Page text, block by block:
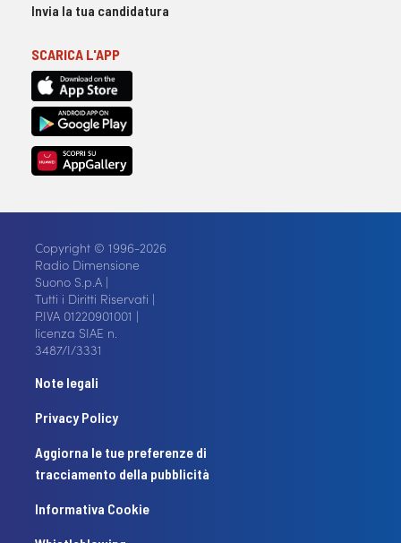
Invia la tua candidatura
SCARICA L'APP
Copyright © 1996-2026
Radio Dimensione
Suono S.p.A |
Tutti i Diritti Riservati |
P.IVA 01220901001 |
licenza SIAE n.
3487/I/3331
Note legali
Privacy Policy
Aggiorna le tue preferenze di
tracciamento della pubblicità
Informativa Cookie